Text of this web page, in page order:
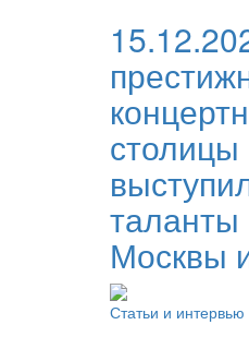
столицы
таланты
Москвы
Статьи и интервью